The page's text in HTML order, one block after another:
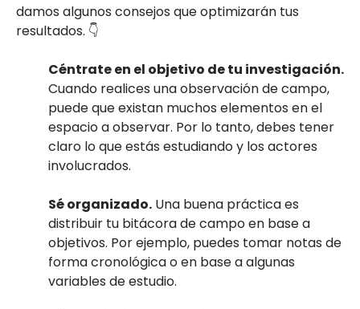
damos algunos consejos que optimizarán tus
resultados. 👇
Céntrate en el objetivo de tu investigación.
Cuando realices una observación de campo,
puede que existan muchos elementos en el
espacio a observar. Por lo tanto, debes tener
claro lo que estás estudiando y los actores
involucrados.
Sé organizado. Una buena práctica es
distribuir tu bitácora de campo en base a
objetivos. Por ejemplo, puedes tomar notas de
forma cronológica o en base a algunas
variables de estudio.